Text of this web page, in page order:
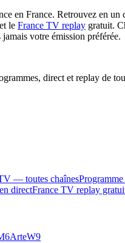
en France. Retrouvez en
et le France TV replay gratuit.
votre émission préférée.
direct et replay de
— toutes chaînes
directFrance TV replay
ArteW9